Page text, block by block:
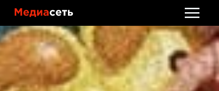
Стать клиентом
Обсудить проект